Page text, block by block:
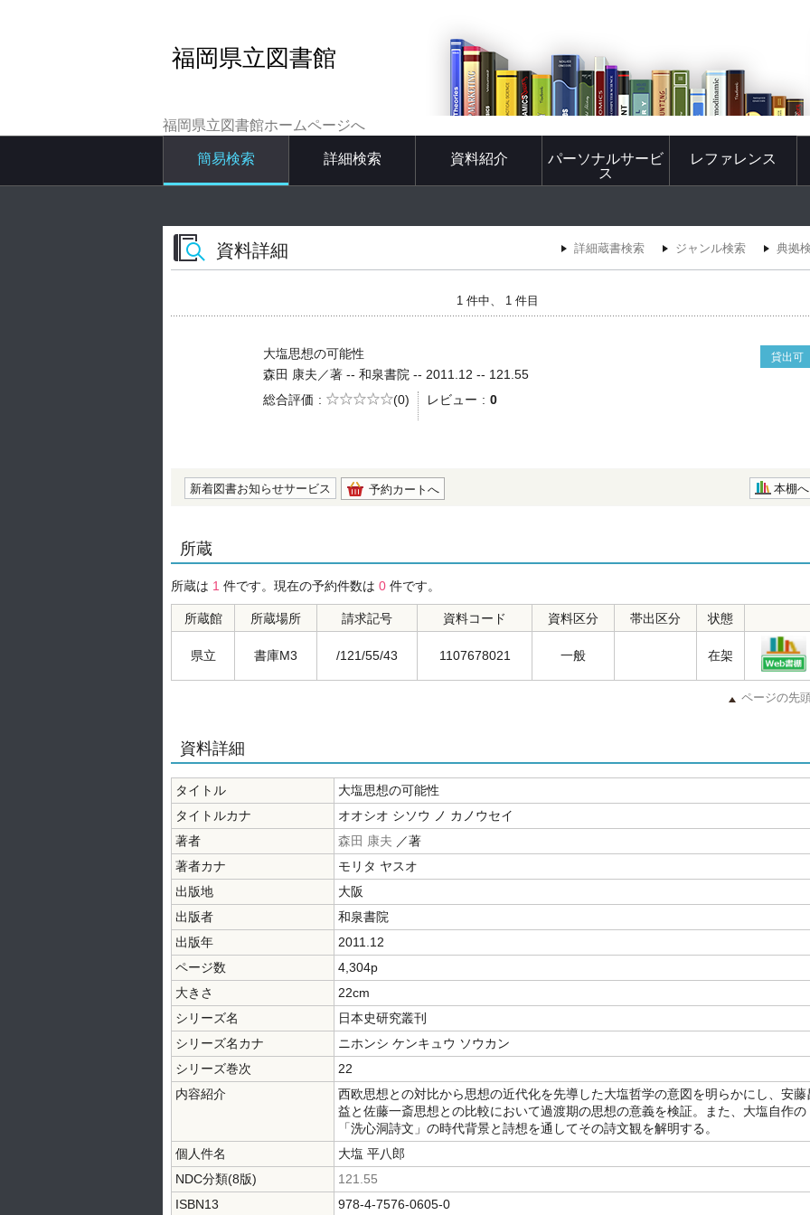
福岡県立図書館
福岡県立図書館ホームページへ
簡易検索 詳細検索 資料紹介
パーソナルサービ
ス
レファレンス
資料詳細 詳細蔵書検索 ジャンル検索 典拠
1 件中、 1 件目
大塩思想の可能性 貸出可
森田 康夫／著 -- 和泉書院 -- 2011.12 -- 121.55
総合評価
5段階評価
(0) レビュー 0
新着図書お知らせサービス 予約カートへ 本棚へ
所蔵
所蔵は 1 件です。現在の予約件数は 0 件です。
所蔵館 所蔵場所 請求記号 資料コード 資料区分 帯出区分 状態
県立 書庫M3 /121/55/43 1107678021 一般 在架
ページの先
資料詳細
タイトル
大塩思想の可能性
タイトルカナ
オオシオ シソウ ノ カノウセイ
著者
森田 康夫 ／著
著者カナ
モリタ ヤスオ
出版地
大阪
出版者
和泉書院
出版年
2011.12
ページ数
4,304p
大きさ
22cm
シリーズ名
日本史研究叢刊
シリーズ名カナ
ニホンシ ケンキュウ ソウカン
シリーズ巻次
22
内容紹介
西欧思想との対比から思想の近代化を先導した大塩哲学の意図を明らかにし、安藤
益と佐藤一斎思想との比較において過渡期の思想の意義を検証。また、大塩自作の
「洗心洞詩文」の時代背景と詩想を通してその詩文観を解明する。
個人件名
大塩 平八郎
NDC分類(8版)
121.55
ISBN13
978-4-7576-0605-0